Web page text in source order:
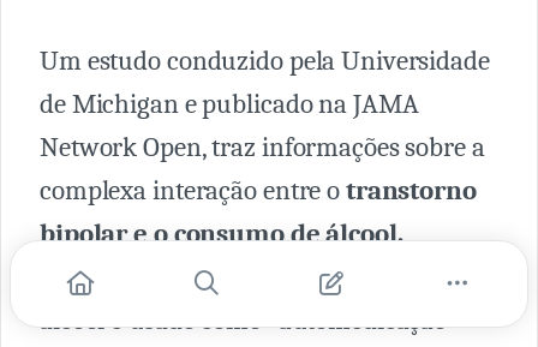
Um estudo conduzido pela Universidade
de Michigan e publicado na JAMA
Network Open, traz informações sobre a
complexa interação entre otranstorno
bipolar e o consumo de álcool,
desafiando a noção comum de que o
álcool é usado como "automedicação"